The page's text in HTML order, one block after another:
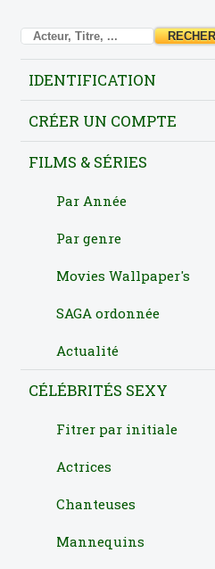
Acteurs Production
Mesa para 3
Titre Français
Mesa para 3
Genre : Comédie
Durée : 00:13
IDENTIFICATION
CRÉER UN COMPTE
FILMS & SÉRIES
Par Année
Par genre
Movies Wallpaper's
SAGA ordonnée
Actualité
CÉLÉBRITÉS SEXY
Fitrer par initiale
Actrices
Chanteuses
Mannequins